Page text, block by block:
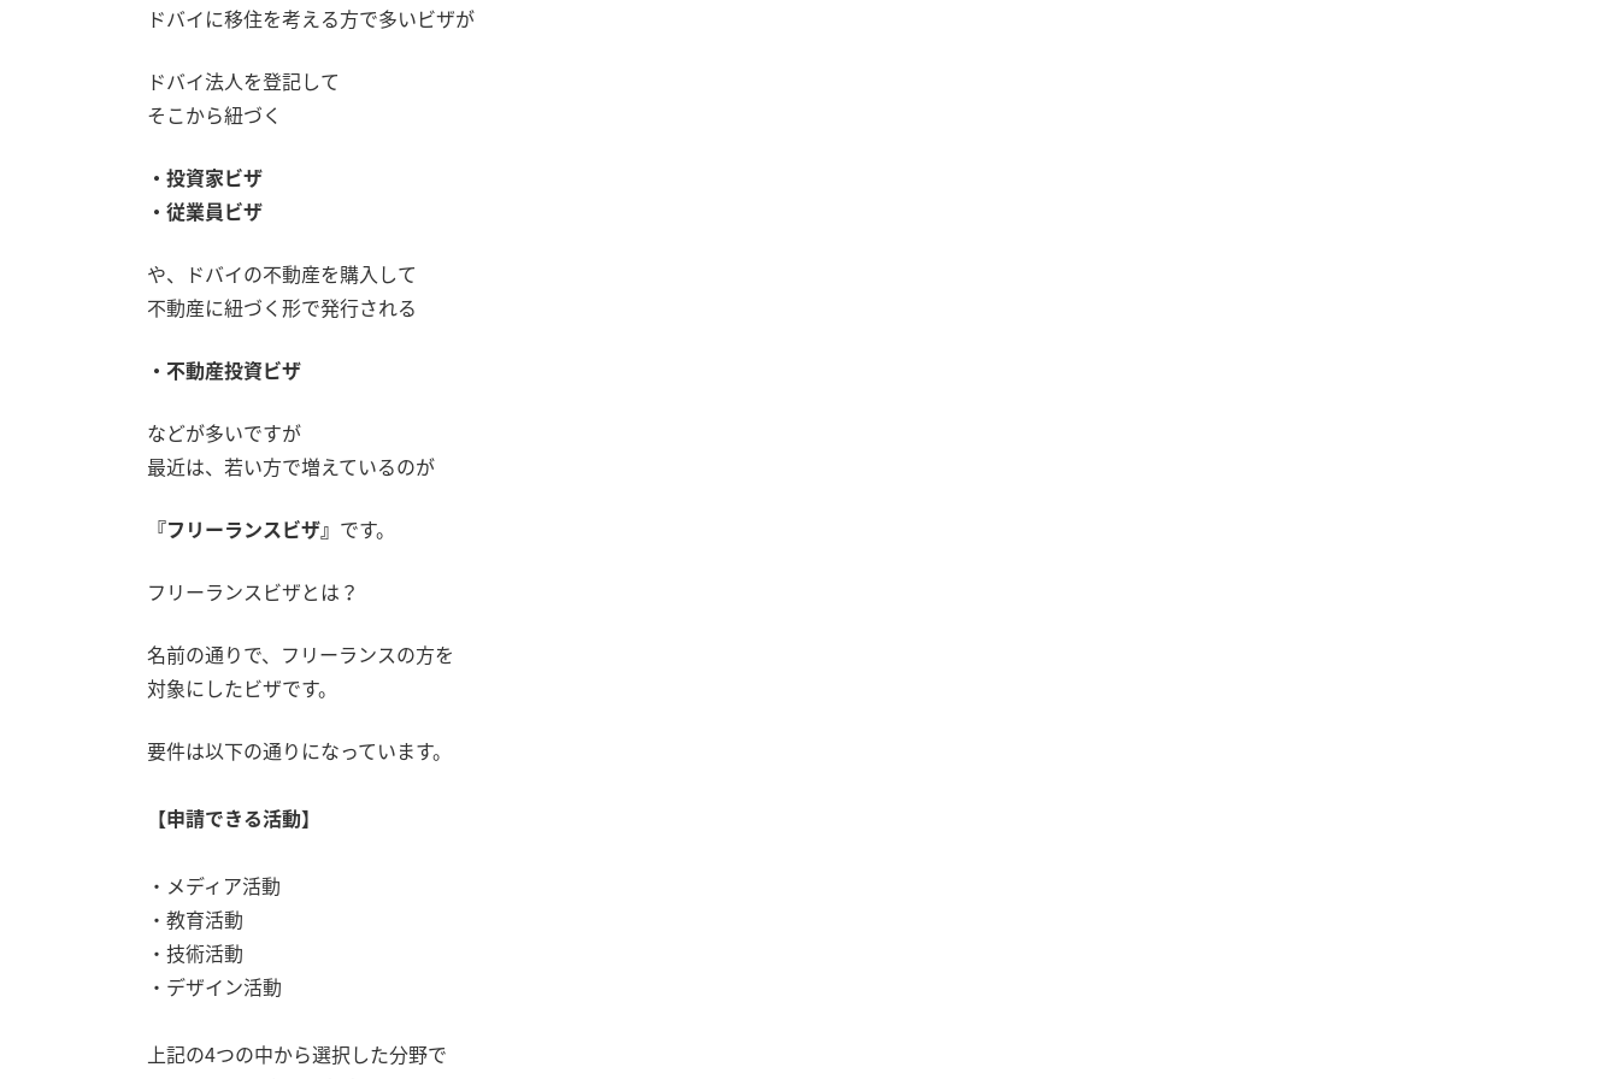
ドバイに移住を考える方で多いビザが
ドバイ法人を登記して
そこから紐づく
・投資家ビザ
・従業員ビザ
や、ドバイの不動産を購入して
不動産に紐づく形で発行される
・不動産投資ビザ
などが多いですが
最近は、若い方で増えているのが
『フリーランスビザ』 です。
フリーランスビザとは？
名前の通りで、フリーランスの方を
対象にしたビザです。
要件は以下の通りになっています。
【申請できる活動】
・メディア活動
・教育活動
・技術活動
・デザイン活動
上記の4つの中から選択した分野で